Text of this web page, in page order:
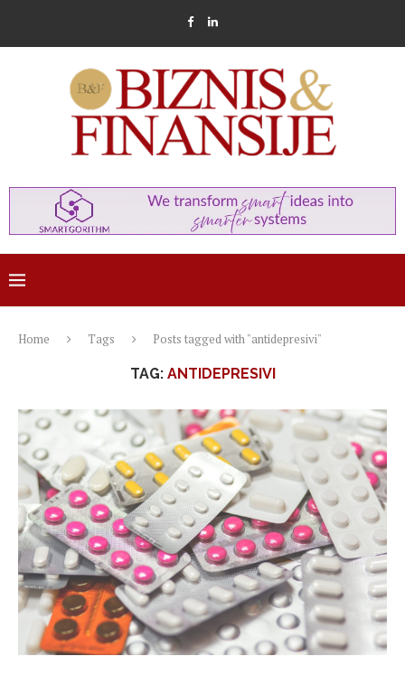
Home Tags Posts tagged with "antidepresivi"
TAG: ANTIDEPRESIVI